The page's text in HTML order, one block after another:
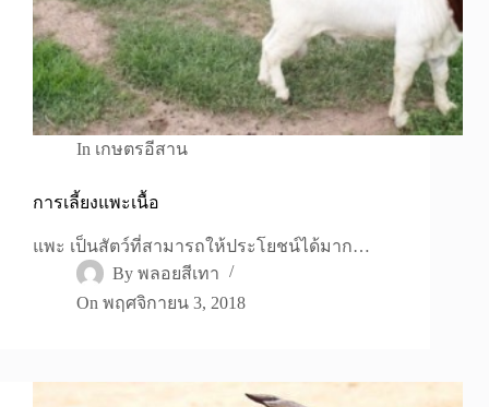
In เกษตรอีสาน
การเลี้ยงแพะเนื้อ
แพะ เป็นสัตว์ที่สามารถให้ประโยชน์ได้มาก…
By พลอยสีเทา
On พฤศจิกายน 3, 2018